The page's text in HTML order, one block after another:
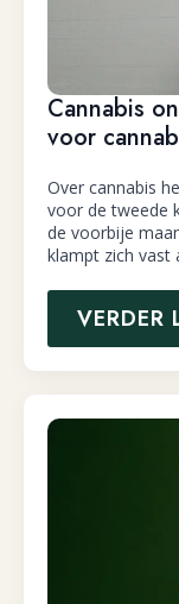
Cannabis
voor
Over cannabis
voor de tweede
de voorbije
klampt zich vast
VERDER